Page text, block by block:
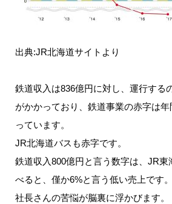
出典:JR北海道サイトより
鉄道収入は836億円に対し、運行する
がかかっており、鉄道事業の赤字は
っています。
JR北海道バスも赤字です。
鉄道収入800億円と言う数字は、JR東
べると、僅か6%と言う低い売上です。
社長さんの苦悩が脳裏に浮かびます。